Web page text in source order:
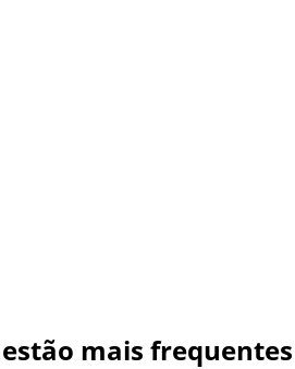
mais frequentes